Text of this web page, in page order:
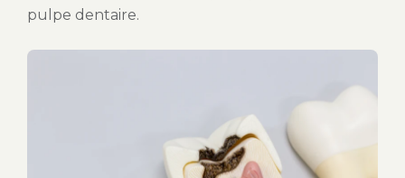
pulpe dentaire.